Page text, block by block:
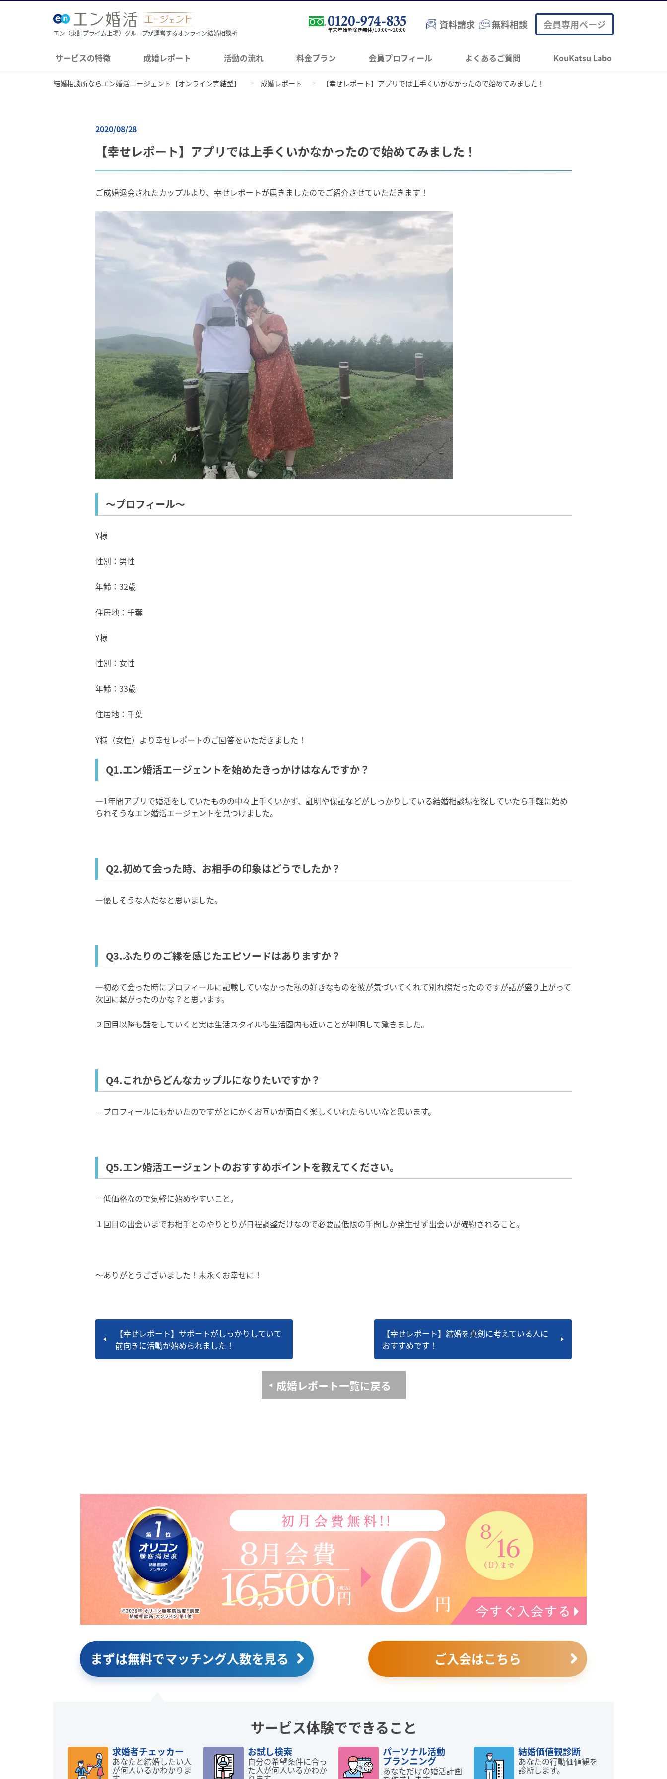
エン（東証プライム上場）グループが運営するオンライン結婚相談所
資料請求 無料相談 会員専用ページ
サービスの特徴 成婚レポート 活動の流れ 料金プラン 会員プロフィール よくあるご質問 KouKatsu Labo
結婚相談所ならエン婚活エージェント【オンライン完結型】 成婚レポート 【幸せレポート】アプリでは上手くいかなかったので始めてみました！
2020/08/28
【幸せレポート】アプリでは上手くいかなかったので始めてみました！
ご成婚退会されたカップルより、幸せレポートが届きましたのでご紹介させていただきます！
～プロフィール～
Y様
性別：男性
年齢：32歳
住居地：千葉
Y様
性別：女性
年齢：33歳
住居地：千葉
Y様（女性）より幸せレポートのご回答をいただきました！
Q1.エン婚活エージェントを始めたきっかけはなんですか？
―1年間アプリで婚活をしていたものの中々上手くいかず、証明や保証などがしっかりしている結婚相談場を探していたら手軽に始め
られそうなエン婚活エージェントを見つけました。
Q2.初めて会った時、お相手の印象はどうでしたか？
―優しそうな人だなと思いました。
Q3.ふたりのご縁を感じたエピソードはありますか？
―初めて会った時にプロフィールに記載していなかった私の好きなものを彼が気づいてくれて別れ際だったのですが話が盛り上がって
次回に繋がったのかな？と思います。
２回目以降も話をしていくと実は生活スタイルも生活圏内も近いことが判明して驚きました。
Q4.これからどんなカップルになりたいですか？
―プロフィールにもかいたのですがとにかくお互いが面白く楽しくいれたらいいなと思います。
Q5.エン婚活エージェントのおすすめポイントを教えてください。
―低価格なので気軽に始めやすいこと。
１回目の出会いまでお相手とのやりとりが日程調整だけなので必要最低限の手間しか発生せず出会いが確約されること。
～ありがとうございました！末永くお幸せに！
【幸せレポート】サポートがしっかりしていて
前向きに活動が始められました！
【幸せレポート】結婚を真剣に考えている人に
おすすめです！
成婚レポート一覧に戻る
まずは無料でマッチング人数を見る ご入会はこちら
サービス体験でできること
求婚者チェッカー
あなたと結婚したい人
が何人いるかわかりま
お試し検索
自分の希望条件に合っ
た人が何人いるかわか
パーソナル活動
プランニング
あなただけの婚活計画
結婚価値観診断
あなたの行動価値観を
診断します。